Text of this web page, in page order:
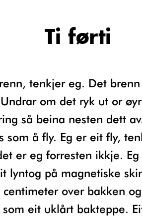
Ti førti
om det ryk ut or
så beina nesten dett
som å fly. Eg er eit fly,
er eg forresten ikkje.
lyntog på magnetiske
centimeter over bakken
som eit uklårt bakteppe.